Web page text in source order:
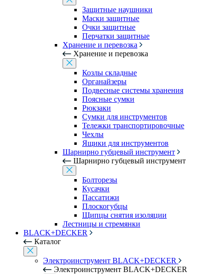
Защитные наушники
Маски защитные
Очки защитные
Перчатки защитные
Хранение и перевозка
Хранение и перевозка
Козлы складные
Органайзеры
Подвесные системы хранения
Поясные сумки
Рюкзаки
Сумки для инструментов
Тележки транспортировочные
Чехлы
Ящики для инструментов
Шарнирно губцевый инструмент
Шарнирно губцевый инструмент
Болторезы
Кусачки
Пассатижи
Плоскогубцы
Щипцы снятия изоляции
Лестницы и стремянки
BLACK+DECKER
Каталог
Электроинструмент BLACK+DECKER
Электроинструмент BLACK+DECKER